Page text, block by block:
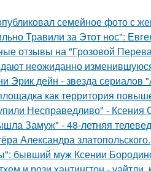
семейное фото с
Травили за Этот нос":
отзывы на "Грозовой
неожиданно
Эрик дейн - звезда сериалов
как территория
Несправедливо" - Ксения
Замуж" - 48-летняя
Александра златопольского.
бывший муж Ксении